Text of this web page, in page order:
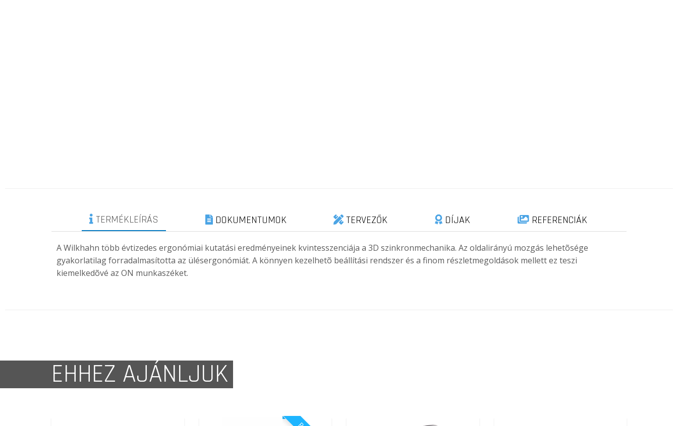
TERMÉKLEÍRÁS DOKUMENTUMOK TERVEZŐK DÍJAK REFERENCIÁK
A Wilkhahn több évtizedes ergonómiai kutatási eredményeinek kvintesszenciája a 3D szinkronmechanika. Az oldalirányú mozgás lehetõsége
gyakorlatilag forradalmasította az ülésergonómiát. A könnyen kezelhetõ beállítási rendszer és a finom részletmegoldások mellett ez teszi
kiemelkedõvé az ON munkaszéket.
EHHEZ AJÁNLJUK